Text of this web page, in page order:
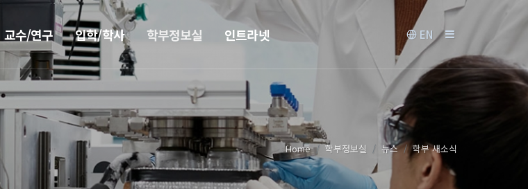
교수/연구 입학/학사 학부정보실 인트라넷 EN
Home 학부정보실 뉴스 학부 새소식